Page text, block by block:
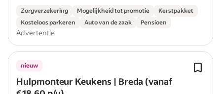
Zorgverzekering Mogelijkheid tot promotie
Kerstpakket
Kosteloos parkeren
Auto van de zaak Pensioen
Advertentie
Hulpmonteur Keukens | Breda (vanaf
nieuw